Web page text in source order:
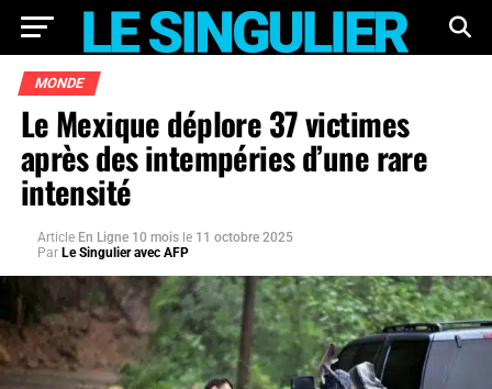
MONDE
Le Mexique déplore 37 victimes
après des intempéries d’une rare
intensité
Article En Ligne 10 mois le 11 octobre 2025
Par Le Singulier avec AFP